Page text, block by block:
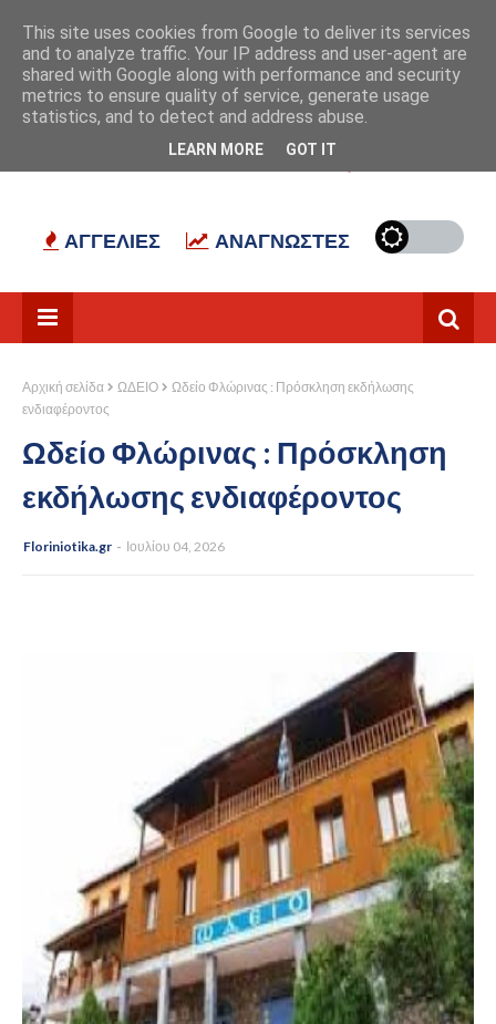
ΠΑΡΑΘΥΡΟ ΣΤΟ ΠΑΡΕΛΘΟΝ
ΑΓΓΕΛΙΕΣ ΑΝΑΓΝΩΣΤΕΣ
Αρχική σελίδα ΩΔΕΙΟ
Ωδείο Φλώρινας : Πρόσκληση εκδήλωσης
ενδιαφέροντος
Ωδείο Φλώρινας : Πρόσκληση
εκδήλωσης ενδιαφέροντος
Floriniotika.gr Ιουλίου 04, 2026
This site uses cookies from Google to deliver its services
and to analyze traffic. Your IP address and user-agent are
shared with Google along with performance and security
metrics to ensure quality of service, generate usage
statistics, and to detect and address abuse.
LEARN MORE GOT IT